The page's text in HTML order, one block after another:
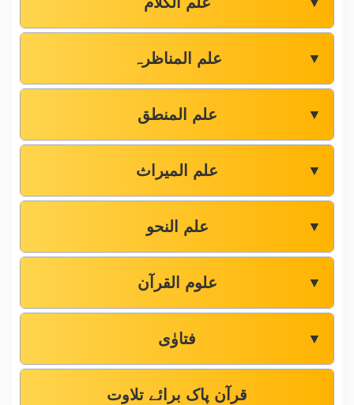
علم المناظرہ ▼
علم المنطق ▼
علم المیراث ▼
علم النحو ▼
علوم القرآن ▼
فتاوٰی ▼
قرآن پاک برائے تلاوت